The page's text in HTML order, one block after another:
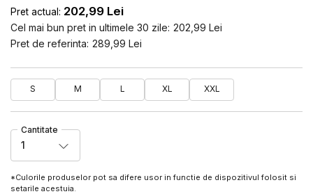
Pret actual: 202,99 Lei
Cel mai bun pret in ultimele 30 zile: 202,99 Lei
Pret de referinta: 289,99 Lei
S M L XL XXL
Cantitate
1
*Culorile produselor pot sa difere usor in functie de dispozitivul folosit si
setarile acestuia.